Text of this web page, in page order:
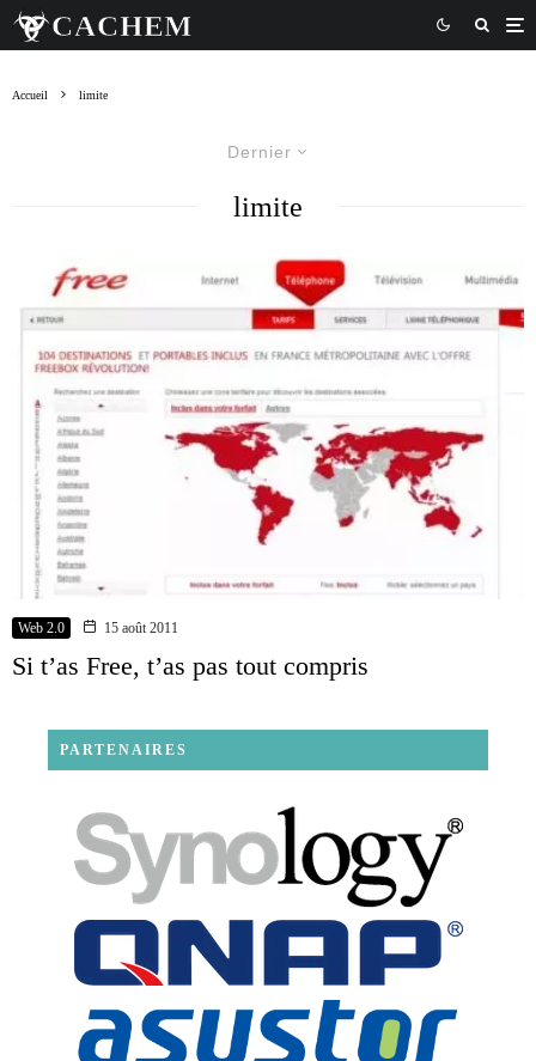
Accueil limite
Dernier
limite
Web 2.0 15 août 2011
Si t’as Free, t’as pas tout compris
PARTENAIRES